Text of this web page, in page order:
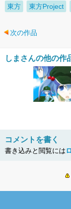
東方 東方Project
次の作品
しまさんの他の作
コメントを書く
書き込みと閲覧には